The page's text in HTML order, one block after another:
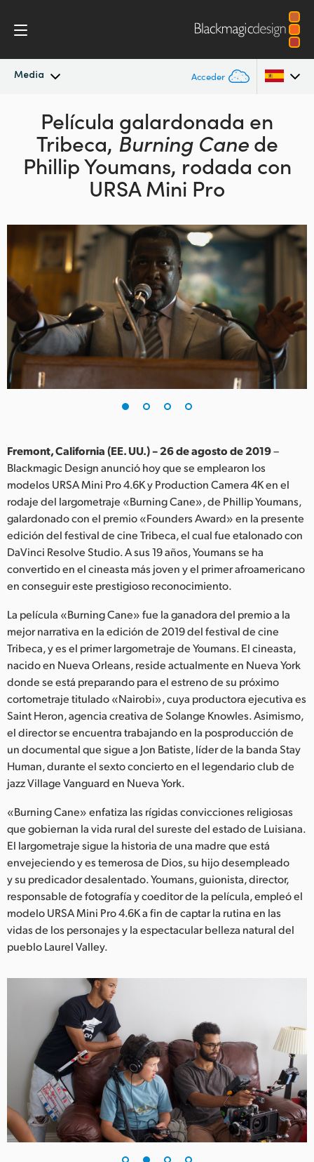
Media Acceder
Novedades
Archivo
Argentina
Australia
Austria
Canada
China
Denmark
Finland
France
Germany
India
Italy
Japan
Korea
Mexico
Netherlands
New Zealand
Norway
Poland
Portugal
Singapore
South Africa
España
Sweden
Chinese Taipei
Turkey
Ukraine
United Kingdom
United States
Película galardonada en
Tribeca, Burning Cane de
Phillip Youmans, rodada con
URSA Mini Pro
Fremont, California (EE. UU.) – 26 de agosto de 2019–
Blackmagic Design anunció hoy que se emplearon los
modelos URSA Mini Pro 4.6K y Production Camera 4K en el
rodaje del largometraje «Burning Cane», de Phillip Youmans,
galardonado con el premio «Founders Award» en la presente
edición del festival de cine Tribeca, el cual fue etalonado con
DaVinci Resolve Studio. A sus 19 años, Youmans se ha
convertido en el cineasta más joven y el primer afroamericano
en conseguir este prestigioso reconocimiento.
La película «Burning Cane» fue la ganadora del premio a la
mejor narrativa en la edición de 2019 del festival de cine
Tribeca, y es el primer largometraje de Youmans. El cineasta,
nacido en Nueva Orleans, reside actualmente en Nueva York
donde se está preparando para el estreno de su próximo
cortometraje titulado «Nairobi», cuya productora ejecutiva es
Saint Heron, agencia creativa de Solange Knowles. Asimismo,
el director se encuentra trabajando en la posproducción de
un documental que sigue a Jon Batiste, líder de la banda Stay
Human, durante el sexto concierto en el legendario club de
jazz Village Vanguard en Nueva York.
«Burning Cane» enfatiza las rígidas convicciones religiosas
que gobiernan la vida rural del sureste del estado de Luisiana.
El largometraje sigue la historia de una madre que está
envejeciendo y es temerosa de Dios, su hijo desempleado
y su predicador desalentado. Youmans, guionista, director,
responsable de fotografía y coeditor de la película, empleó el
modelo URSA Mini Pro 4.6K a fin de captar la rutina en las
vidas de los personajes y la espectacular belleza natural del
pueblo Laurel Valley.